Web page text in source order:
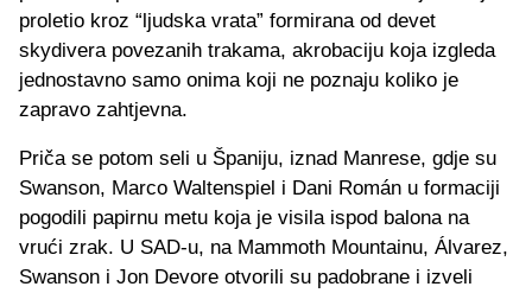
proletio kroz “ljudska vrata” formirana od devet
skydivera povezanih trakama, akrobaciju koja izgleda
jednostavno samo onima koji ne poznaju koliko je
zapravo zahtjevna.
Priča se potom seli u Španiju, iznad Manrese, gdje su
Swanson, Marco Waltenspiel i Dani Román u formaciji
pogodili papirnu metu koja je visila ispod balona na
vrući zrak. U SAD-u, na Mammoth Mountainu, Álvarez,
Swanson i Jon Devore otvorili su padobrane i izveli